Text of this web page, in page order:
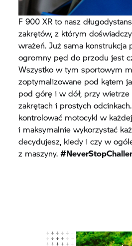
F 900 XR to nasz
zakrętów, z którym
wrażeń. Już sama konstrukcja
ogromny pęd do przodu jest
Wszystko w tym sportowym
zoptymalizowane pod kątem
pod górę i w dół, przy
zakrętach i prostych
kontrolować motocykl w
i maksymalnie wykorzystać
decydujesz, kiedy i czy w
z maszyny.